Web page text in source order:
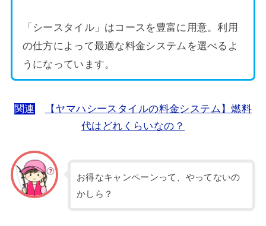
「シースタイル」はコースを豊富に用意。利用
の仕方によって最適な料金システムを選べるよ
うになっています。
関連
【ヤマハシースタイルの料金システム】燃料
代はどれくらいなの？
お得なキャンペーンって、やってないの
かしら？